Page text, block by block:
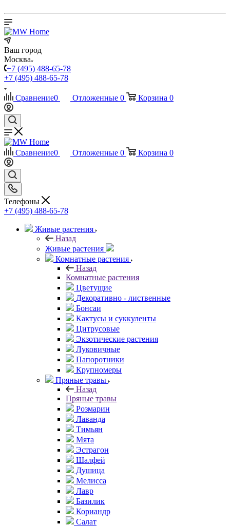
Ваш город
Москва
+7 (495) 488-65-78
+7 (495) 488-65-78
Сравнение0 Отложенные 0 Корзина 0
Сравнение0 Отложенные 0 Корзина 0
Телефоны
+7 (495) 488-65-78
Живые растения
Назад
Живые растения
Комнатные растения
Назад
Комнатные растения
Цветущие
Декоративно - лиственные
Бонсаи
Кактусы и суккуленты
Цитрусовые
Экзотические растения
Луковичные
Папоротники
Крупномеры
Пряные травы
Назад
Пряные травы
Розмарин
Лаванда
Тимьян
Мята
Эстрагон
Шалфей
Душица
Мелисса
Лавр
Базилик
Кориандр
Салат